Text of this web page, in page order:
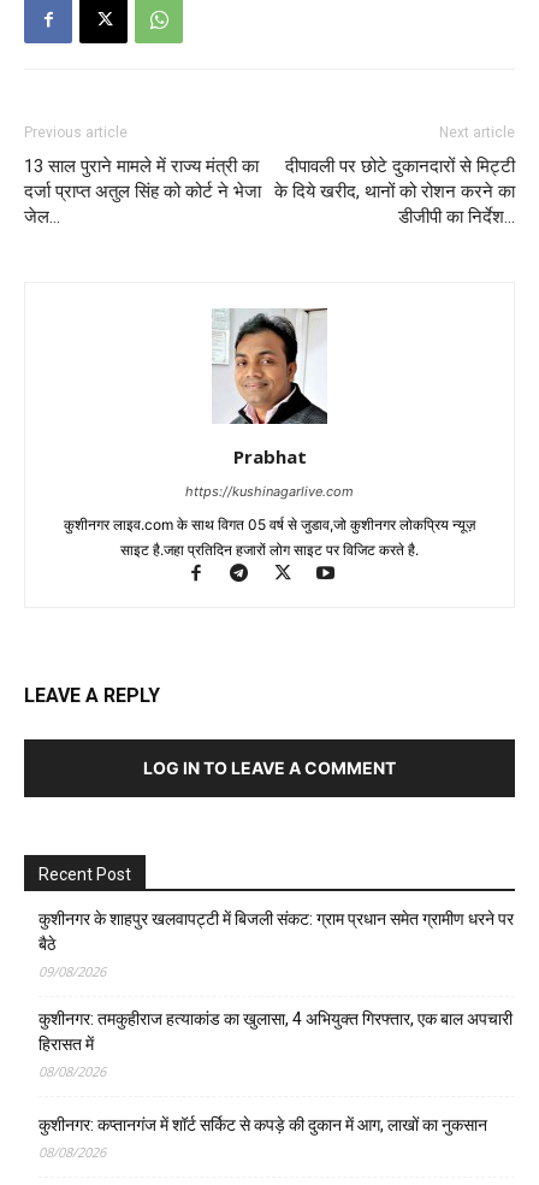
Previous article
13 साल पुराने मामले में राज्य मंत्री का
दर्जा प्राप्त अतुल सिंह को कोर्ट ने भेजा
जेल…
Next article
दीपावली पर छोटे दुकानदारों से मिट्टी
के दिये खरीद, थानों को रोशन करने का
डीजीपी का निर्देश…
Prabhat
https://kushinagarlive.com
कुशीनगर लाइव.com के साथ विगत 05 वर्ष से जुडाव,जो कुशीनगर लोकप्रिय न्यूज़
साइट है.जहा प्रतिदिन हजारों लोग साइट पर विजिट करते है.
LEAVE A REPLY
LOG IN TO LEAVE A COMMENT
Recent Post
कुशीनगर के शाहपुर खलवापट्टी में बिजली संकट: ग्राम प्रधान समेत ग्रामीण धरने पर
बैठे
09/08/2026
कुशीनगर: तमकुहीराज हत्याकांड का खुलासा, 4 अभियुक्त गिरफ्तार, एक बाल अपचारी
हिरासत में
08/08/2026
कुशीनगर: कप्तानगंज में शॉर्ट सर्किट से कपड़े की दुकान में आग, लाखों का नुकसान
08/08/2026